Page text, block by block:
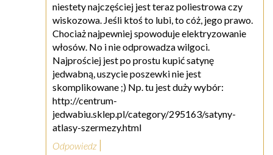
niestety najczęściej jest teraz poliestrowa czy
wiskozowa. Jeśli ktoś to lubi, to cóż, jego prawo.
Chociaż najpewniej spowoduje elektryzowanie
włosów. No i nie odprowadza wilgoci.
Najprościej jest po prostu kupić satynę
jedwabną, uszycie poszewki nie jest
skomplikowane ;) Np. tu jest duży wybór:
http://centrum-
jedwabiu.sklep.pl/category/295163/satyny-
atlasy-szermezy.html
Odpowiedz